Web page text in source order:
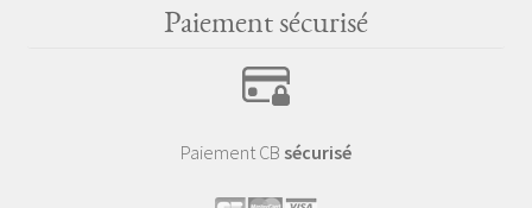
Paiement sécurisé
Paiement CB sécurisé